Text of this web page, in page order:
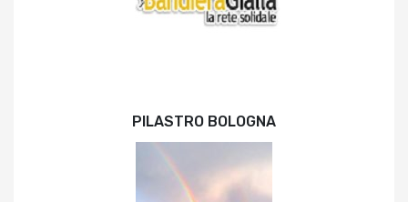
PILASTRO BOLOGNA